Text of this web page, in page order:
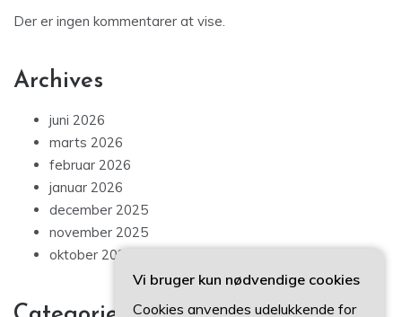
Der er ingen kommentarer at vise.
Archives
juni 2026
marts 2026
februar 2026
januar 2026
december 2025
november 2025
oktober 2025
Vi bruger kun nødvendige cookies
Cookies anvendes udelukkende for